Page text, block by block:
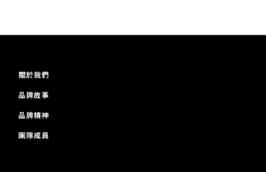
關於我們
品牌故事
品牌精神
團隊成員